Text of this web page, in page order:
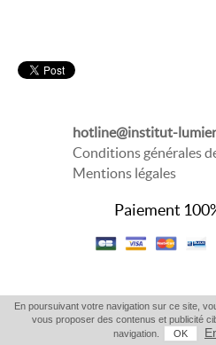
hotline@institut-
Conditions générales
Mentions légales
Paiement
En poursuivant votre navigation sur ce site,
vous proposer des contenus et publicité
navigation.
OK